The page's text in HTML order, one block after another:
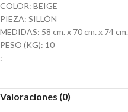
COLOR: BEIGE
PIEZA: SILLÓN
MEDIDAS: 58 cm. x 70 cm. x 74 cm.
PESO (KG): 10
:
Valoraciones (0)